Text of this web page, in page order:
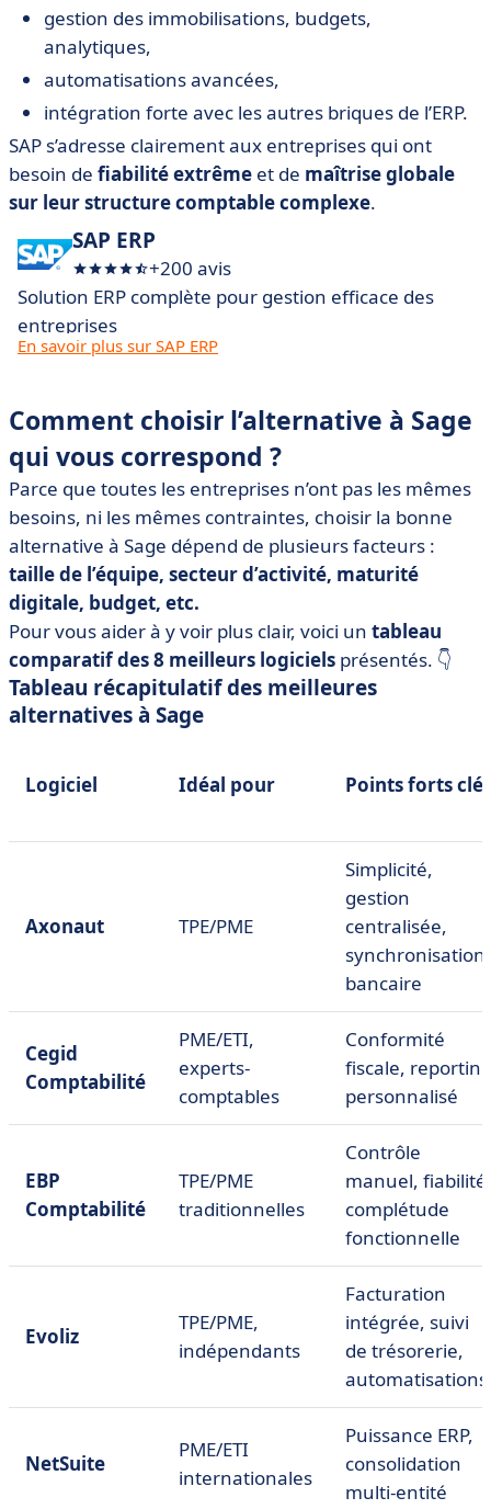
gestion des immobilisations, budgets,
analytiques,
automatisations avancées,
intégration forte avec les autres briques de l’ERP.
SAP s’adresse clairement aux entreprises qui ont
besoin de fiabilité extrême et de maîtrise globale
sur leur structure comptable complexe.
SAP ERP
+200 avis
Solution ERP complète pour gestion efficace des
entreprises
En savoir plus sur SAP ERP
Comment choisir l’alternative à Sage
qui vous correspond ?
Parce que toutes les entreprises n’ont pas les mêmes
besoins, ni les mêmes contraintes, choisir la bonne
alternative à Sage dépend de plusieurs facteurs :
taille de l’équipe, secteur d’activité, maturité
digitale, budget, etc.
Pour vous aider à y voir plus clair, voici un tableau
comparatif des8 meilleurs logiciels présentés. 👇
Tableau récapitulatif des meilleures
alternatives à Sage
Logiciel Idéal pour Points forts clés
Axonaut TPE/PME
Simplicité,
gestion
centralisée,
synchronisation
bancaire
Cegid
Comptabilité
PME/ETI,
experts-
comptables
Conformité
fiscale, reporting
personnalisé
EBP
Comptabilité
TPE/PME
traditionnelles
Contrôle
manuel, fiabilité,
complétude
fonctionnelle
Evoliz
TPE/PME,
indépendants
Facturation
intégrée, suivi
de trésorerie,
automatisations
NetSuite
PME/ETI
internationales
Puissance ERP,
consolidation
multi-entité